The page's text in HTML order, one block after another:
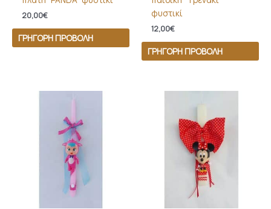
20,00€
ΓΡΉΓΟΡΗ ΠΡΟΒΟΛΉ
φυστικί
12,00€
ΓΡΉΓΟΡΗ ΠΡΟΒΟΛΉ